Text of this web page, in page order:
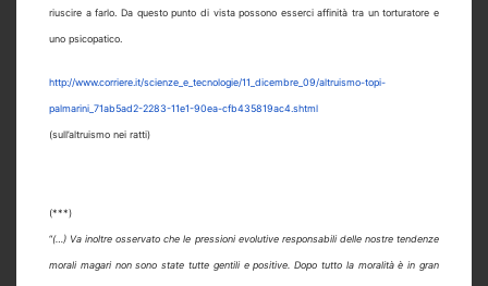
riuscire a farlo. Da questo punto di vista possono esserci affinità tra un torturatore e
uno psicopatico.
http://www.corriere.it/scienze_e_tecnologie/11_dicembre_09/altruismo-topi-
palmarini_71ab5ad2-2283-11e1-90ea-cfb435819ac4.shtml
(sull’altruismo nei ratti)
(***)
“(…) Va inoltre osservato che le pressioni evolutive responsabili delle nostre tendenze
morali magari non sono state tutte gentili e positive. Dopo tutto la moralità è in gran